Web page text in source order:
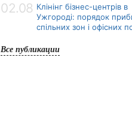
02.08 Клінінг бізнес-центрів в
Ужгороді: порядок
спільних зон і офісних
Все публикации